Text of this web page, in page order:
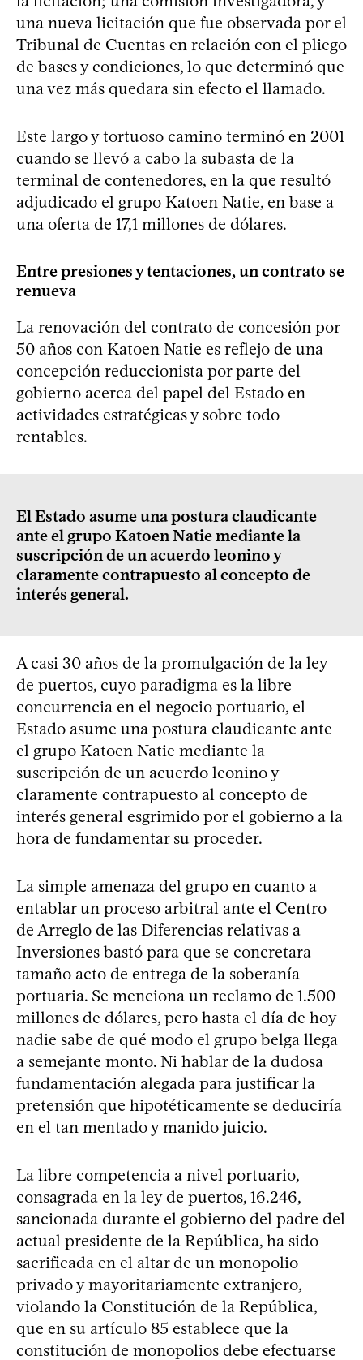
una nueva licitación que fue observada por el
Tribunal de Cuentas en relación con el pliego
de bases y condiciones, lo que determinó que
una vez más quedara sin efecto el llamado.
Este largo y tortuoso camino terminó en 2001
cuando se llevó a cabo la subasta de la
terminal de contenedores, en la que resultó
adjudicado el grupo Katoen Natie, en base a
una oferta de 17,1 millones de dólares.
Entre presiones y tentaciones, un contrato se
renueva
La renovación del contrato de concesión por
50 años con Katoen Natie es reflejo de una
concepción reduccionista por parte del
gobierno acerca del papel del Estado en
actividades estratégicas y sobre todo
rentables.
El Estado asume una postura claudicante
ante el grupo Katoen Natie mediante la
suscripción de un acuerdo leonino y
claramente contrapuesto al concepto de
interés general.
A casi 30 años de la promulgación de la ley
de puertos, cuyo paradigma es la libre
concurrencia en el negocio portuario, el
Estado asume una postura claudicante ante
el grupo Katoen Natie mediante la
suscripción de un acuerdo leonino y
claramente contrapuesto al concepto de
interés general esgrimido por el gobierno a la
hora de fundamentar su proceder.
La simple amenaza del grupo en cuanto a
entablar un proceso arbitral ante el Centro
de Arreglo de las Diferencias relativas a
Inversiones bastó para que se concretara
tamaño acto de entrega de la soberanía
portuaria. Se menciona un reclamo de 1.500
millones de dólares, pero hasta el día de hoy
nadie sabe de qué modo el grupo belga llega
a semejante monto. Ni hablar de la dudosa
fundamentación alegada para justificar la
pretensión que hipotéticamente se deduciría
en el tan mentado y manido juicio.
La libre competencia a nivel portuario,
consagrada en la ley de puertos, 16.246,
sancionada durante el gobierno del padre del
actual presidente de la República, ha sido
sacrificada en el altar de un monopolio
privado y mayoritariamente extranjero,
violando la Constitución de la República,
que en su artículo 85 establece que la
constitución de monopolios debe efectuarse